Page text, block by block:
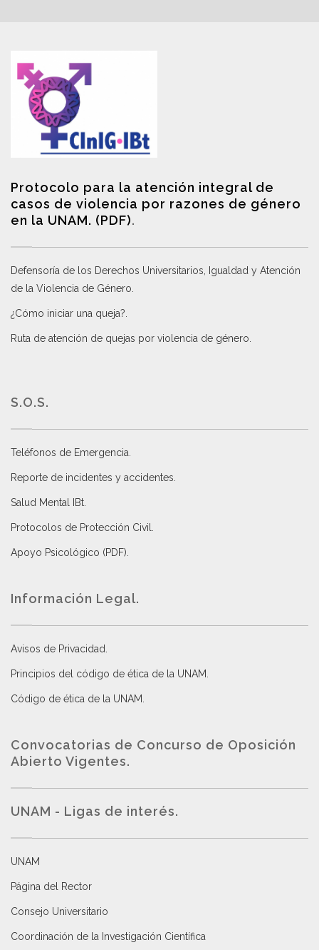
Protocolo para la atención integral de
casos de violencia por razones de género
en la UNAM. (PDF).
Defensoría de los Derechos Universitarios, Igualdad y Atención
de la Violencia de Género
¿Cómo iniciar una queja?
Ruta de atención de quejas por violencia de género
S.O.S.
Teléfonos de Emergencia.
Reporte de incidentes y accidentes
Salud Mental IBt
Protocolos de Protección Civil
Apoyo Psicológico (PDF)
Información Legal.
Avisos de Privacidad
Principios del código de ética de la UNAM
Código de ética de la UNAM
Convocatorias de Concurso de Oposición
Abierto Vigentes.
UNAM - Ligas de interés.
UNAM
Página del Rector
Consejo Universitario
Coordinación de la Investigación Científica